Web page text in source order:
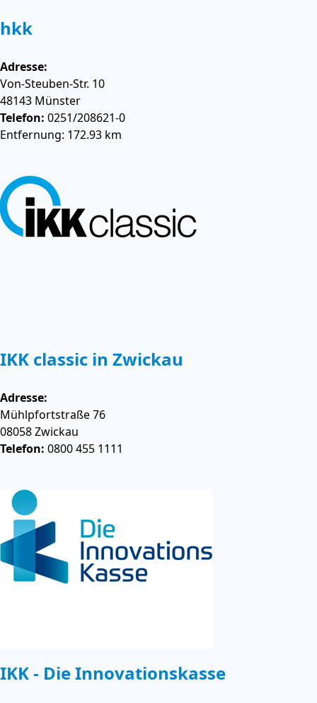
hkk
Adresse:
Von-Steuben-Str. 10
48143 Münster
Telefon: 0251/208621-0
Entfernung: 172.93 km
IKK classic in Zwickau
Adresse:
Mühlpfortstraße 76
08058Zwickau
Telefon: 0800 455 1111
IKK - Die Innovationskasse